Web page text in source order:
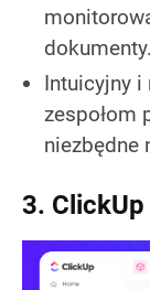
dokumenty.
Intuicyjny i
zespołom
niezbędne
3. ClickUp